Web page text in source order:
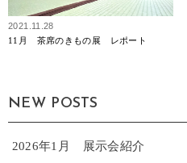
2021.11.28
11月 茶席のきもの展 レポート
NEW POSTS
2026年1月 展示会紹介